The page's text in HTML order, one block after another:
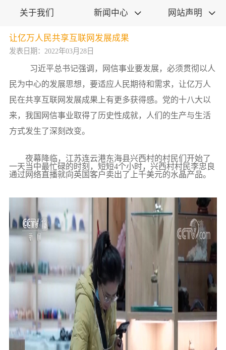
关于我们 新闻中心  网站声明 
让亿万人民共享互联网发展成果
发表日期：2022年03月28日
习近平总书记强调，网信事业要发展，必须贯彻以人
民为中心的发展思想，要适应人民期待和需求，让亿万人
民在共享互联网发展成果上有更多获得感。党的十八大以
来，我国网信事业取得了历史性成就，人们的生产与生活
方式发生了深刻改变。
夜幕降临，江苏连云港东海县兴西村的村民们开始了
一天当中最忙碌的时刻，短短4个小时，兴西村村民李忠良
通过网络直播就向英国客户卖出了上千美元的水晶产品。